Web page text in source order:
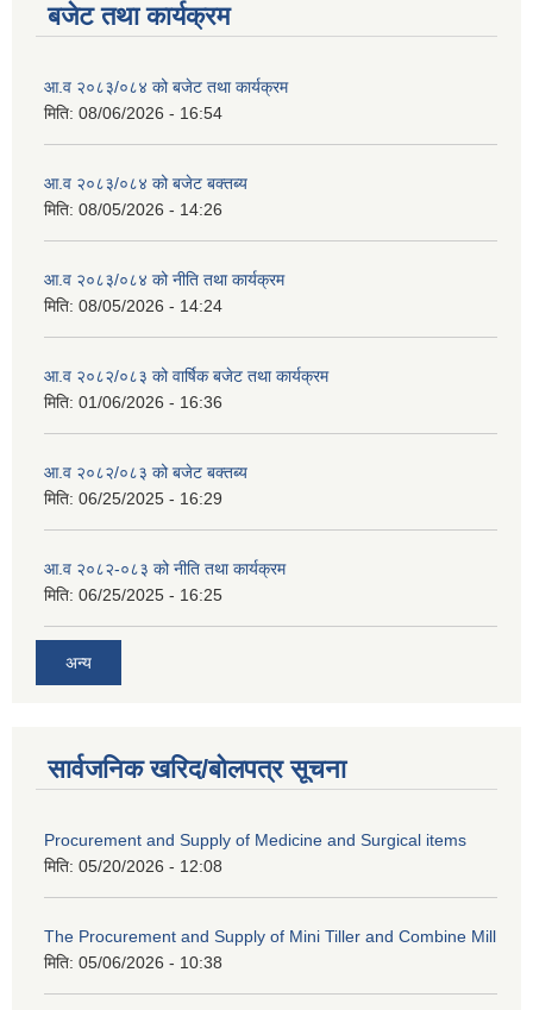
बजेट तथा कार्यक्रम
आ.व २०८३/०८४ को बजेट तथा कार्यक्रम
मिति: 08/06/2026 - 16:54
आ.व २०८३/०८४ को बजेट बक्तब्य
मिति: 08/05/2026 - 14:26
आ.व २०८३/०८४ को नीति तथा कार्यक्रम
मिति: 08/05/2026 - 14:24
आ.व २०८२/०८३ को वार्षिक बजेट तथा कार्यक्रम
मिति: 01/06/2026 - 16:36
आ.व २०८२/०८३ को बजेट बक्तब्य
मिति: 06/25/2025 - 16:29
आ.व २०८२-०८३ को नीति तथा कार्यक्रम
मिति: 06/25/2025 - 16:25
अन्य
सार्वजनिक खरिद/बोलपत्र सूचना
Procurement and Supply of Medicine and Surgical items
मिति: 05/20/2026 - 12:08
The Procurement and Supply of Mini Tiller and Combine Mill
मिति: 05/06/2026 - 10:38